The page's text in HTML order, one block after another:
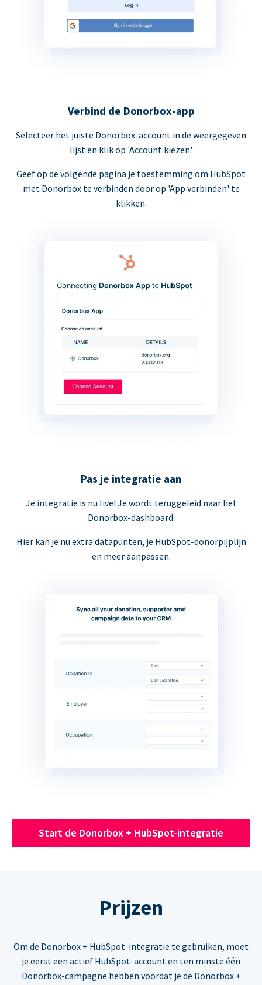
Verbind de Donorbox-app
Selecteer het juiste Donorbox-account in de weergegeven
lijst en klik op 'Account kiezen'.
Geef op de volgende pagina je toestemming om HubSpot
met Donorbox te verbinden door op 'App verbinden' te
klikken.
Pas je integratie aan
Je integratie is nu live! Je wordt teruggeleid naar het
Donorbox-dashboard.
Hier kan je nu extra datapunten, je HubSpot-donorpijplijn
en meer aanpassen.
Start de Donorbox + HubSpot-integratie
Prijzen
Om de Donorbox + HubSpot-integratie te gebruiken, moet
je eerst een actief HubSpot-account en ten minste één
Donorbox-campagne hebben voordat je de Donorbox +